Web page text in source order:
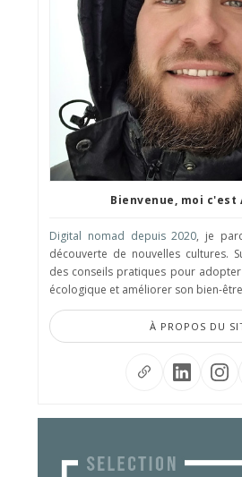
Bienvenue, moi c'est
Digital nomad depuis 2020, je
découverte de nouvelles cultures.
des conseils pratiques pour
écologique et améliorer son bien-
À PROPOS DU